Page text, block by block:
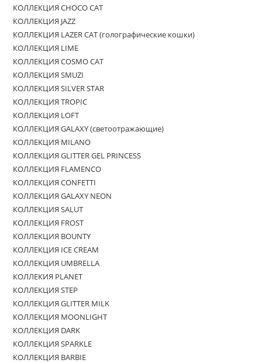
КОЛЛЕКЦИЯ CHOCO CAT
КОЛЛЕКЦИЯ JAZZ
КОЛЛЕКЦИЯ LAZER CAT (голографические кошки)
КОЛЛЕКЦИЯ LIME
КОЛЛЕКЦИЯ COSMO CAT
КОЛЛЕКЦИЯ SMUZI
КОЛЛЕКЦИЯ SILVER STAR
КОЛЛЕКЦИЯ TROPIC
КОЛЛЕКЦИЯ LOFT
КОЛЛЕКЦИЯ GALAXY (светоотражающие)
КОЛЛЕКЦИЯ MILANO
КОЛЛЕКЦИЯ GLITTER GEL PRINCESS
КОЛЛЕКЦИЯ FLAMENCO
КОЛЛЕКЦИЯ CONFETTI
КОЛЛЕКЦИЯ GALAXY NEON
КОЛЛЕКЦИЯ SALUT
КОЛЛЕКЦИЯ FROST
КОЛЛЕКЦИЯ BOUNTY
КОЛЛЕКЦИЯ ICE CREAM
КОЛЛЕКЦИЯ UMBRELLA
КОЛЛЕКИЯ PLANET
КОЛЛЕКЦИЯ STEP
КОЛЛЕКЦИЯ GLITTER MILK
КОЛЛЕКЦИЯ MOONLIGHT
КОЛЛЕКЦИЯ DARK
КОЛЛЕКЦИЯ SPARKLE
КОЛЛЕКЦИЯ BARBIE